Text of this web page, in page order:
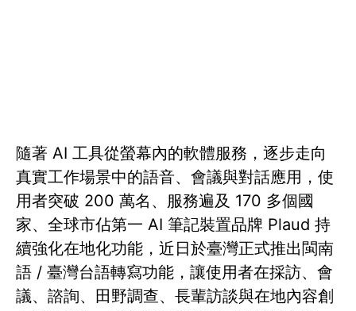
隨著 AI 工具從螢幕內的軟體服務，逐步走向
真實工作場景中的語音、會議與對話應用，使
用者突破 200 萬名、服務遍及 170 多個國
家、全球市佔第一 AI 筆記裝置品牌 Plaud 持
續強化在地化功能，近日於臺灣正式推出閩南
語 / 臺灣台語轉寫功能，讓使用者在採訪、會
議、諮詢、田野調查、長輩訪談與在地內容創